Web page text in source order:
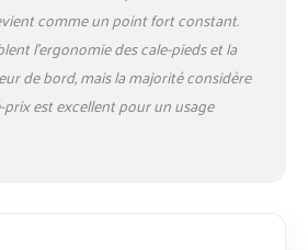
offrent pleine
satisfaction. La masse
d'inertie élevée (env. 8
kg) permet une traction
fluide du palonnier
comme un point fort constant.
l’ergonomie des cale-pieds et la
de bord, mais la majorité considère
est excellent pour un usage